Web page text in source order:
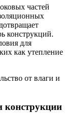
частей
конструкций.
для
как утепление
конструкции